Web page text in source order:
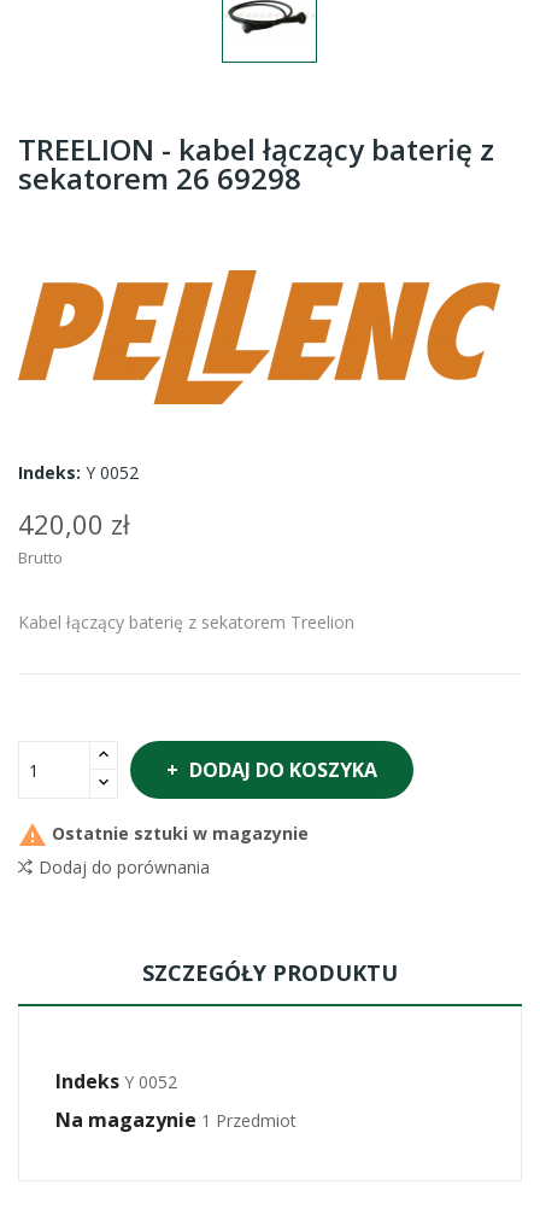
TREELION - kabel łączący baterię z
sekatorem 26 69298
Indeks: Y 0052
420,00 zł
Brutto
Kabel łączący baterię z sekatorem Treelion
DODAJ DO KOSZYKA
 Ostatnie sztuki w magazynie
Dodaj do porównania
SZCZEGÓŁY PRODUKTU
Indeks Y 0052
Na magazynie 1 Przedmiot